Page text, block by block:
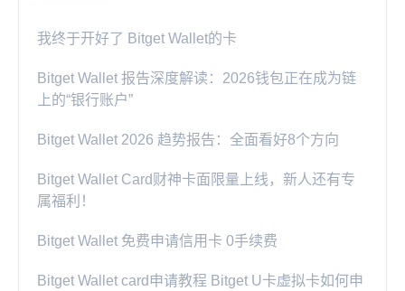
我终于开好了 Bitget Wallet的卡
Bitget Wallet 报告深度解读：2026钱包正在成为链
上的“银行账户”
Bitget Wallet 2026 趋势报告：全面看好8个方向
Bitget Wallet Card财神卡面限量上线，新人还有专
属福利！
Bitget Wallet 免费申请信用卡 0手续费
Bitget Wallet card申请教程 Bitget U卡虚拟卡如何申